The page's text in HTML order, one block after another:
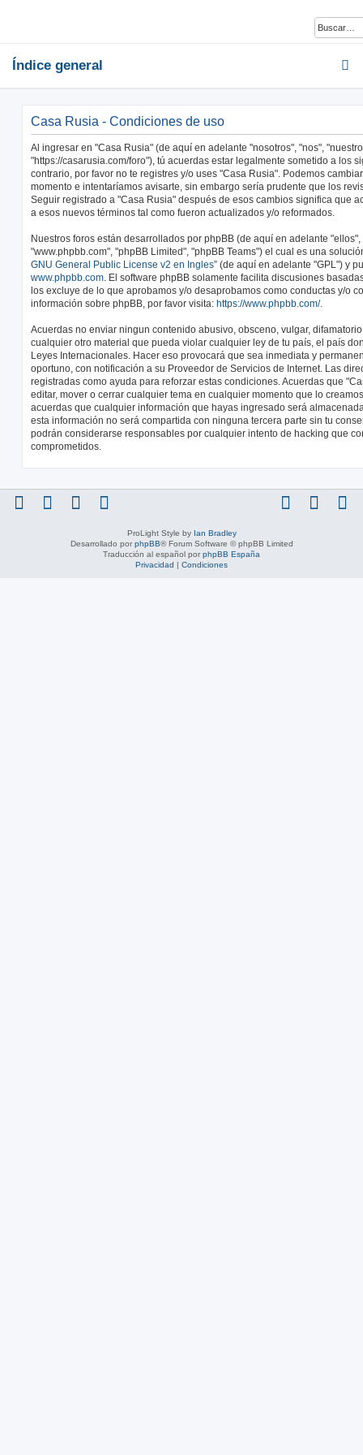
Índice general
Casa Rusia - Condiciones de uso
Al ingresar en "Casa Rusia" (de aquí en adelante "nosotros", "nos",
"https://casarusia.com/foro"), tú acuerdas estar legalmente sometido a los
contrario, por favor no te registres y/o uses "Casa Rusia". Podemos
momento e intentaríamos avisarte, sin embargo sería prudente que los
Seguir registrado a "Casa Rusia" después de esos cambios significa que
a esos nuevos términos tal como fueron actualizados y/o reformados.
Nuestros foros están desarrollados por phpBB (de aquí en adelante
"www.phpbb.com", "phpBB Limited", "phpBB Teams") el cual es una
GNU General Public License v2 en Ingles” (de aquí en adelante "GPL") y
www.phpbb.com. El software phpBB solamente facilita discusiones
los excluye de lo que aprobamos y/o desaprobamos como conductas y/o
información sobre phpBB, por favor visita: https://www.phpbb.com/.
Acuerdas no enviar ningun contenido abusivo, obsceno, vulgar,
cualquier otro material que pueda violar cualquier ley de tu país, el país
Leyes Internacionales. Hacer eso provocará que sea inmediata y
oportuno, con notificación a su Proveedor de Servicios de Internet. Las
registradas como ayuda para reforzar estas condiciones. Acuerdas que
editar, mover o cerrar cualquier tema en cualquier momento que lo
acuerdas que cualquier información que hayas ingresado será
esta información no será compartida con ninguna tercera parte sin tu
podrán considerarse responsables por cualquier intento de hacking que
comprometidos.
ProLight Style by Ian Bradley
Desarrollado por phpBB® Forum Software © phpBB Limited
Traducción al español por phpBB España
Privacidad | Condiciones